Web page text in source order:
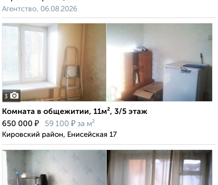
Агентство, 06.08.2026
3
Комната в общежитии, 11м², 3/5 этаж
650 000 ₽ 59 100 ₽ за м²
Кировский район, Енисейская 17